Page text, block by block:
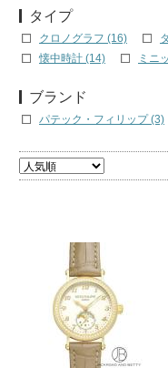
タイプ
クロノグラフ (16)
懐中時計 (14)
ミニ
ブランド
パテック・フィリップ (3)